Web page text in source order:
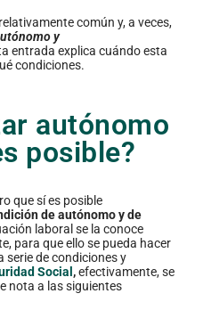
común y, a veces,
y
entrada explica cuándo esta
condiciones.
autónomo
posible?
que sí es posible
de autónomo y de
laboral se la conoce
para que ello se pueda hacer
serie de condiciones y
Social ,efectivamente, se
nota a las siguientes